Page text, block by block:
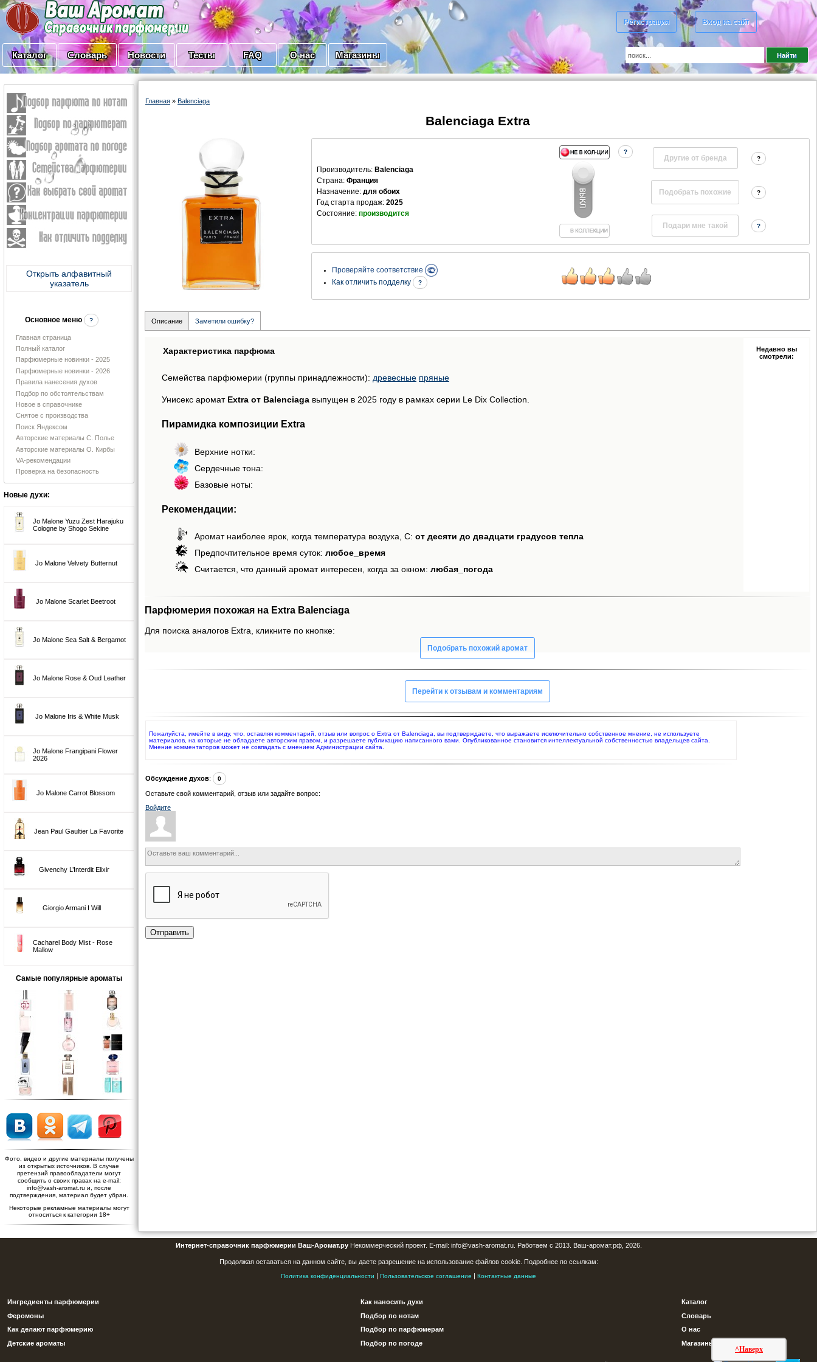
Регистрация Вход на сайт
Каталог Словарь Новости Тесты FAQ О нас Магазины
Открыть алфавитный
указатель
Основное меню ?
Главная страница
Полный каталог
Парфюмерные новинки - 2025
Парфюмерные новинки - 2026
Правила нанесения духов
Подбор по обстоятельствам
Новое в справочнике
Снятое с производства
Поиск Яндексом
Авторские материалы С. Полье
Авторские материалы О. Кирбы
VA-рекомендации
Проверка на безопасность
Новые духи:
Jo Malone Yuzu Zest Harajuku
Cologne by Shogo Sekine
Jo Malone Velvety Butternut
Jo Malone Scarlet Beetroot
Jo Malone Sea Salt & Bergamot
Jo Malone Rose & Oud Leather
Jo Malone Iris & White Musk
Jo Malone Frangipani Flower
2026
Jo Malone Carrot Blossom
Jean Paul Gaultier La Favorite
Givenchy L’Interdit Elixir
Giorgio Armani I Will
Cacharel Body Mist - Rose
Mallow
Самые популярные ароматы
Фото, видео и другие материалы получены
из открытых источников. В случае
претензий правообладатели могут
сообщить о своих правах на e-mail:
info@vash-aromat.ru и, после
подтверждения, материал будет убран.
Некоторые рекламные материалы могут
относиться к категории 18+
Главная » Balenciaga
Balenciaga Extra
Производитель: Balenciaga
Страна: Франция
Назначение: для обоих
Год старта продаж: 2025
Состояние: производится
?
Другие от бренда ?
?
?
Проверяйте соответствие
Как отличить подделку
?
Описание Заметили ошибку?
Характеристика парфюма
Семейства парфюмерии (группы принадлежности): древесные пряные
Унисекс аромат Extra от Balenciaga выпущен в 2025 году в рамках серии Le Dix Collection.
Пирамидка композиции Extra
Верхние нотки:
Сердечные тона:
Базовые ноты:
Рекомендации:
Аромат наиболее ярок, когда температура воздуха, С: от десяти до двадцати градусов тепла
Предпочтительное время суток: любое_время
Считается, что данный аромат интересен, когда за окном: любая_погода
Недавно вы
смотрели:
Парфюмерия похожая на Extra Balenciaga
Для поиска аналогов Extra, кликните по кнопке:
Подобрать похожий аромат
Перейти к отзывам и комментариям
Пожалуйста, имейте в виду, что, оставляя комментарий, отзыв или вопрос о Extra от Balenciaga, вы подтверждаете, что выражаете исключительно собственное мнение, не используете
материалов, на которые не обладаете авторским правом, и разрешаете публикацию написанного вами. Опубликованное становится интеллектуальной собственностью владельцев сайта.
Мнение комментаторов может не совпадать с мнением Администрации сайта.
Обсуждение духов: 0
Оставьте свой комментарий, отзыв или задайте вопрос:
Войдите
Отправить
^Наверх
Интернет-справочник парфюмерии Ваш-Аромат.руНекоммерческий проект. E-mail: info@vash-aromat.ru. Работаем с 2013. Ваш-аромат.рф, 2026.
Продолжая оставаться на данном сайте, вы даете разрешение на использование файлов cookie. Подробнее по ссылкам:
Политика конфиденциальности | Пользовательское соглашение | Контактные данные
Ингредиенты парфюмерии
Феромоны
Как делают парфюмерию
Детские ароматы
Как наносить духи
Подбор по нотам
Подбор по парфюмерам
Подбор по погоде
Каталог
Словарь
О нас
Магазины